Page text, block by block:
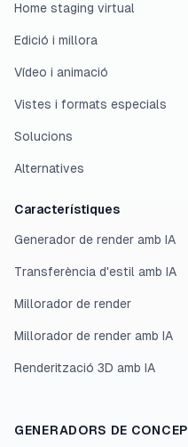
Home staging virtual
Edició i millora
Vídeo i animació
Vistes i formats especials
Solucions
Alternatives
Característiques
Generador de render amb IA
Transferència d'estil amb IA
Millorador de render
Millorador de render amb IA
Renderització 3D amb IA
GENERADORS DE